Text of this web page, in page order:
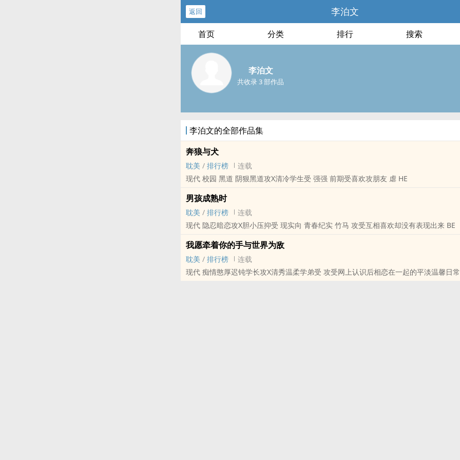
返回 李泊文
首页 分类 排行 搜索
李泊文
共收录 3 部作品
李泊文的全部作品集
奔狼与犬
耽美 / 排行榜
连载
现代 校园 黑道 阴狠黑道攻X清冷学生受 强强 前期受喜欢攻朋友 虐 HE
男孩成熟时
耽美 / 排行榜
连载
现代 隐忍暗恋攻X胆小压抑受 现实向 青春纪实 竹马 攻受互相喜欢却没有表现出来 BE
我愿牵着你的手与世界为敌
耽美 / 排行榜
连载
现代 痴情憨厚迟钝学长攻X清秀温柔学弟受 攻受网上认识后相恋在一起的平淡温馨日